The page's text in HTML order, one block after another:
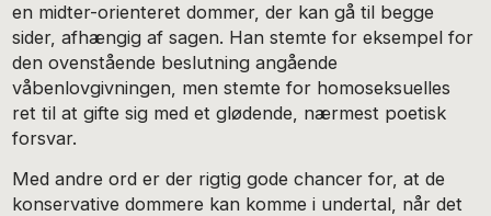
en midter-orienteret dommer, der kan gå til begge
sider, afhængig af sagen. Han stemte for eksempel for
den ovenstående beslutning angående
våbenlovgivningen, men stemte for homoseksuelles
ret til at gifte sig med et glødende, nærmest poetisk
forsvar.
Med andre ord er der rigtig gode chancer for, at de
konservative dommere kan komme i undertal, når det